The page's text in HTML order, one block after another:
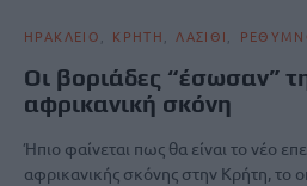
ΗΡΑΚΛΕΙΟ ΚΡΗΤΗ ΛΑΣΙΘΙ
Οι βοριάδες “έσωσαν”
αφρικανική σκόνη
Ήπιο φαίνεται πως θα είναι το νέο
αφρικανικής σκόνης στην Κρήτη, το